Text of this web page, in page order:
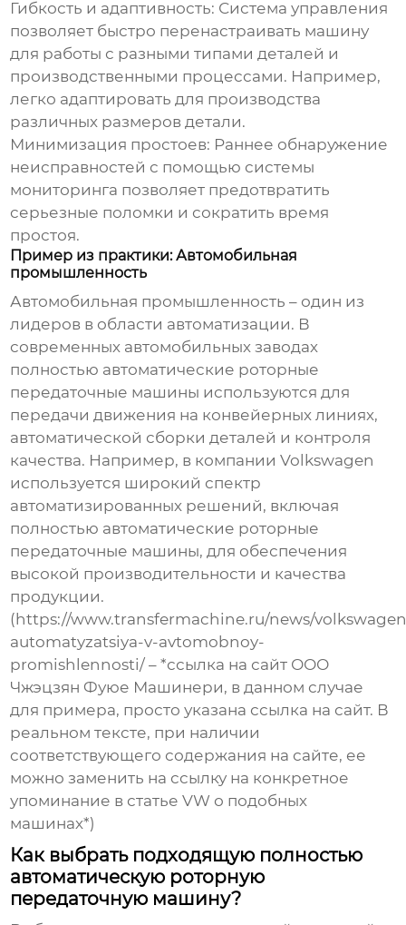
Гибкость и адаптивность: Система управления
позволяет быстро перенастраивать машину
для работы с разными типами деталей и
производственными процессами. Например,
легко адаптировать для производства
различных размеров детали.
Минимизация простоев: Раннее обнаружение
неисправностей с помощью системы
мониторинга позволяет предотвратить
серьезные поломки и сократить время
простоя.
Пример из практики: Автомобильная
промышленность
Автомобильная промышленность – один из
лидеров в области автоматизации. В
современных автомобильных заводах
полностью автоматические роторные
передаточные машины используются для
передачи движения на конвейерных линиях,
автоматической сборки деталей и контроля
качества. Например, в компании Volkswagen
используется широкий спектр
автоматизированных решений, включая
полностью автоматические роторные
передаточные машины, для обеспечения
высокой производительности и качества
продукции.
(https://www.transfermachine.ru/news/
automatyzatsiya-v-avtomobnoy-
promishlennosti/ – *ссылка на сайт ООО
Чжэцзян Фуюе Машинери, в данном случае
для примера, просто указана ссылка на сайт. В
реальном тексте, при наличии
соответствующего содержания на сайте, ее
можно заменить на ссылку на конкретное
упоминание в статье VW о подобных
машинах*)
Как выбрать подходящую полностью
автоматическую роторную
передаточную машину?